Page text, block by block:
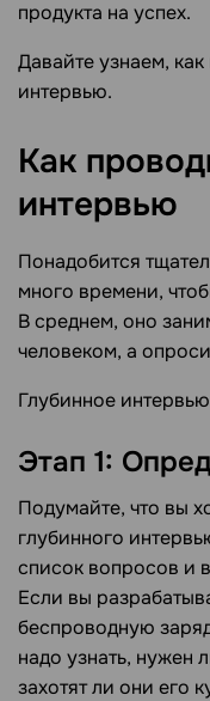
продукта на успех.
Давайте узнаем,
интервью.
Как
интервью
Понадобится
много времени,
В среднем, оно
человеком, а
Глубинное
Этап 1:
Подумайте, что вы
глубинного
список вопросов и
Если вы
беспроводную
надо узнать, нужен
захотят ли они его